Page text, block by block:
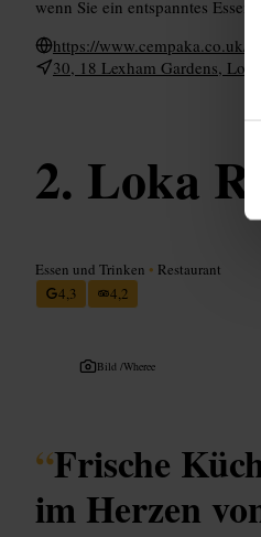
wenn Sie ein entspanntes Essen
https://www.cempaka.co.uk/
30, 18 Lexham Gardens,
Loka
Essen und Trinken • Restaurant
4,3
4,2
Bild /Wheree
“Frische
im Herzen